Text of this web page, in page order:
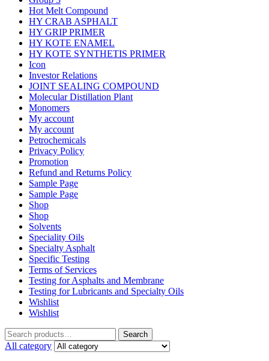
Hot Melt Compound
HY CRAB ASPHALT
HY GRIP PRIMER
HY KOTE ENAMEL
HY KOTE SYNTHETIS PRIMER
Icon
Investor Relations
JOINT SEALING COMPOUND
Molecular Distillation Plant
Monomers
My account
My account
Petrochemicals
Privacy Policy
Promotion
Refund and Returns Policy
Sample Page
Sample Page
Shop
Shop
Solvents
Speciality Oils
Specialty Asphalt
Specific Testing
Terms of Services
Testing for Asphalts and Membrane
Testing for Lubricants and Specialty Oils
Wishlist
Wishlist
Search
for:
Search
All category